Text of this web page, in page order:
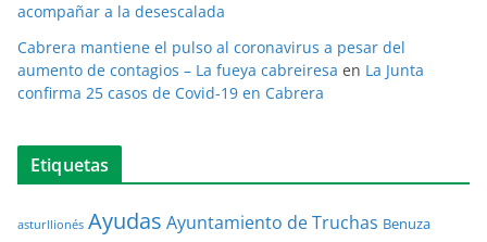
acompañar a la desescalada
Cabrera mantiene el pulso al coronavirus a pesar del
aumento de contagios – La fueya cabreiresa en La Junta
confirma 25 casos de Covid-19 en Cabrera
Etiquetas
asturllionés Ayudas Ayuntamiento de Truchas Benuza